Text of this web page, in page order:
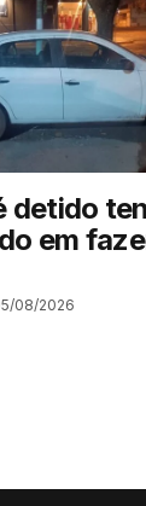
detido
em
08/2026